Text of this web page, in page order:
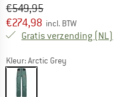
Oorspronkelijke prijs :
€549,95
Prijs:
€274,98 incl. BTW
Gratis verzending (NL)
Kleur:Arctic Grey